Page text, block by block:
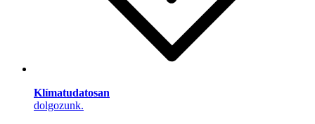
Klímatudatosan
dolgozunk.